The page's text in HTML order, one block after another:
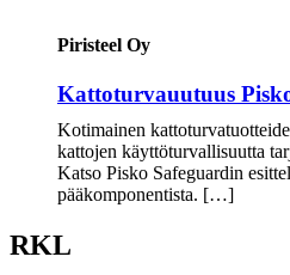
Piristeel Oy
Kattoturvauutuus
Kotimainen
kattojen käyttöturvallisuutta
Katso Pisko Safeguardin
pääkomponentista. […]
RKL